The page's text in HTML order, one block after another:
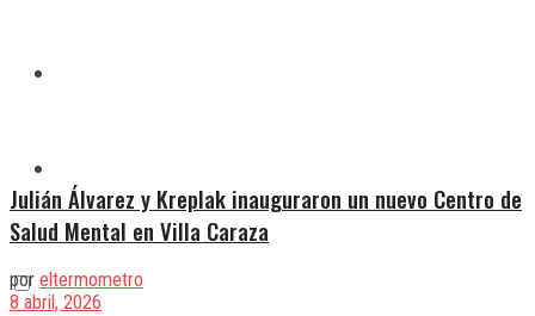
Julián Álvarez y Kreplak inauguraron un nuevo Centro de
Salud Mental en Villa Caraza
por eltermometro
8 abril, 2026